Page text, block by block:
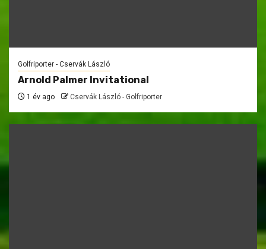
Golfriporter - Cservák László
Arnold Palmer Invitational
1 év ago Cservák László - Golfriporter